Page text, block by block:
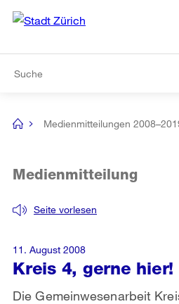
Navigation
[no
Medienmitteilungen
Kreis 4, gerne hier!
Seite vorlesen
Medienmitteilung
Die Gemeinwesenarbeit
11. August 2008